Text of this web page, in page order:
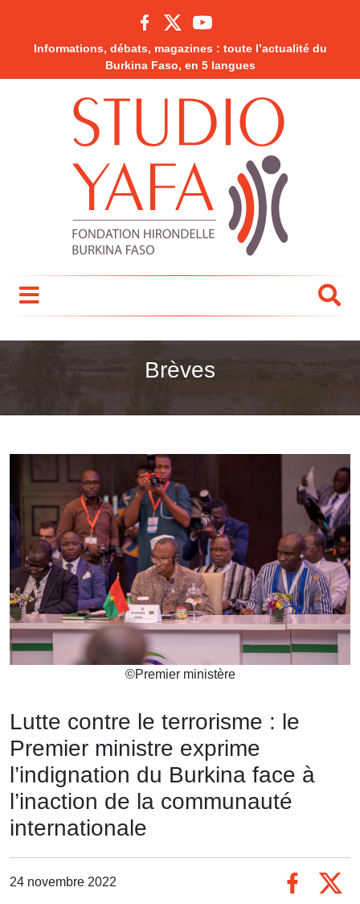
Informations, débats, magazines : toute l’actualité du
Burkina Faso, en 5 langues
Brèves
©Premier ministère
Lutte contre le terrorisme : le
Premier ministre exprime
l’indignation du Burkina face à
l’inaction de la communauté
internationale
24 novembre 2022